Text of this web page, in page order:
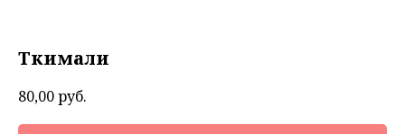
Ткимали
80,00руб.